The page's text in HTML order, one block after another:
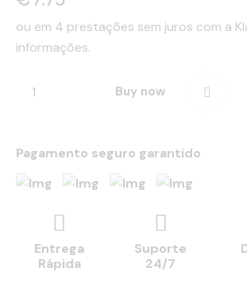
ou em 4 prestações sem juros com a
informações.
Buy now
Pagamento seguro garantido
Entrega
Rápida
Suporte
24/7